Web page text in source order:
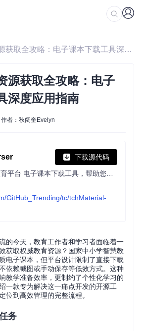
/ 革新性教育资源获取全攻略：电子课本下载工具深度应用指南
源获取全攻略：电子
深度应用指南
作者：秋阔奎Evelyn
下载源代码
GitHub_Trending/tc/tchMaterial-
的今天，教育工作者和学习者面临着一
获取权威教育资源？国家中小学智慧教
电子课本，但平台设计限制了直接下载
依赖截图或手动保存等低效方式。这种
教学准备效率，更制约了个性化学习的
一款专为解决这一痛点开发的开源工
位到高效管理的完整流程。
务